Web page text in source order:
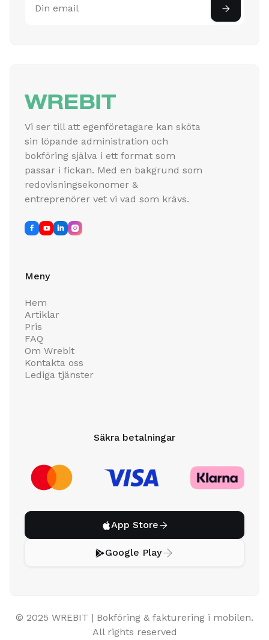
Vi ser till att egenföretagare kan sköta
sin löpande administration och
bokföring själva i ett format som
passar i fickan. Med en bakgrund som
redovisningsekonomer &
entreprenörer vet vi vad som krävs.
   
Meny
Hem
Artiklar
Pris
FAQ
Om Wrebit
Kontakta oss
Lediga tjänster
Säkra betalningar
App Store
Google Play
© 2025 WREBIT | Bokföring & fakturering i mobilen.
All rights reserved